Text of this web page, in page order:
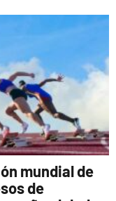
mundial de
de